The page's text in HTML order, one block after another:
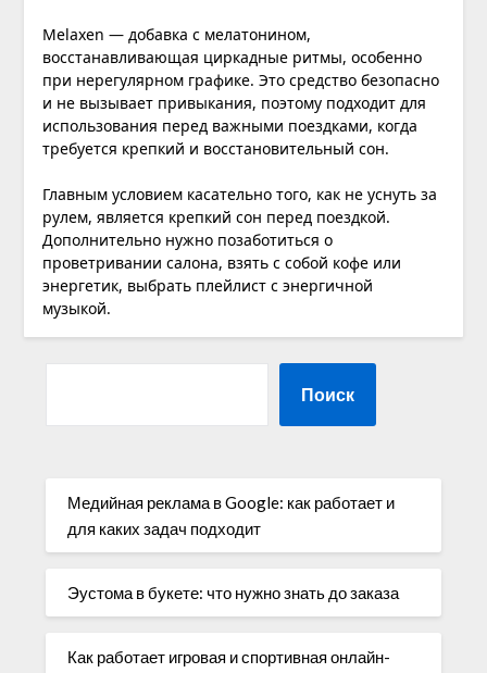
Melaxen — добавка с мелатонином,
восстанавливающая циркадные ритмы, особенно
при нерегулярном графике. Это средство безопасно
и не вызывает привыкания, поэтому подходит для
использования перед важными поездками, когда
требуется крепкий и восстановительный сон.
Главным условием касательно того, как не уснуть за
рулем, является крепкий сон перед поездкой.
Дополнительно нужно позаботиться о
проветривании салона, взять с собой кофе или
энергетик, выбрать плейлист с энергичной
музыкой.
Поиск
Медийная реклама в Google: как работает и
для каких задач подходит
Эустома в букете: что нужно знать до заказа
Как работает игровая и спортивная онлайн-